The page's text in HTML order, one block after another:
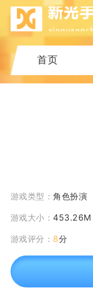
首页
游戏类型：角色扮演
游戏大小：453.26M
游戏评分： 8分